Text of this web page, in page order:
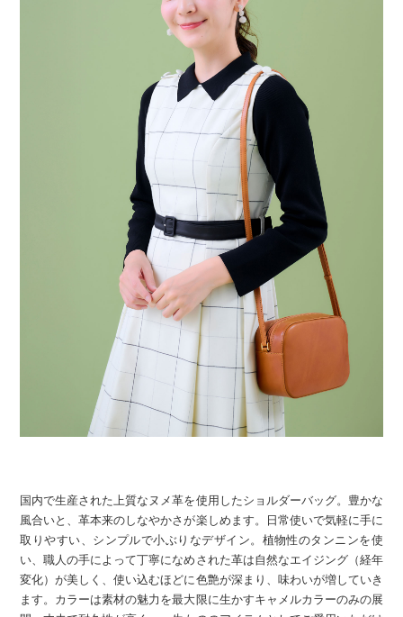
国内で生産された上質なヌメ革を使用したショルダーバッグ。豊かな
風合いと、革本来のしなやかさが楽しめます。日常使いで気軽に手に
取りやすい、シンプルで小ぶりなデザイン。植物性のタンニンを使
い、職人の手によって丁寧になめされた革は自然なエイジング（経年
変化）が美しく、使い込むほどに色艶が深まり、味わいが増していき
ます。カラーは素材の魅力を最大限に生かすキャメルカラーのみの展